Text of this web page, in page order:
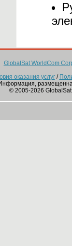
GlobalSat WorldCom
оказания услуг/
© 2005-2026